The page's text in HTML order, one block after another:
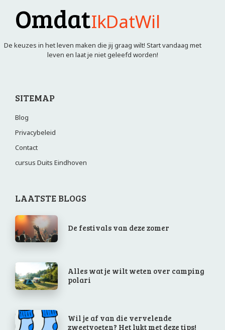
OmdatIkDatWil
De keuzes in het leven maken die jij graag wilt! Start vandaag met
leven en laat je niet geleefd worden!
SITEMAP
Blog
Privacybeleid
Contact
cursus Duits Eindhoven
LAATSTE BLOGS
De festivals van deze zomer
Alles wat je wilt weten over camping
polari
Wil je af van die vervelende
zweetvoeten? Het lukt met deze tips!